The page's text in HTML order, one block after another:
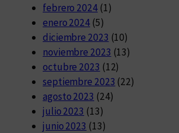
febrero 2024(1)
enero 2024 (5)
diciembre 2023 (10)
noviembre 2023 (13)
octubre 2023 (12)
septiembre 2023 (22)
agosto 2023 (24)
julio 2023 (13)
junio 2023 (13)